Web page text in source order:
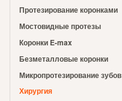
Протезирование коронками
Мостовидные протезы
Коронки E-max
Безметалловые коронки
Микропротезирование зубов
Хирургия